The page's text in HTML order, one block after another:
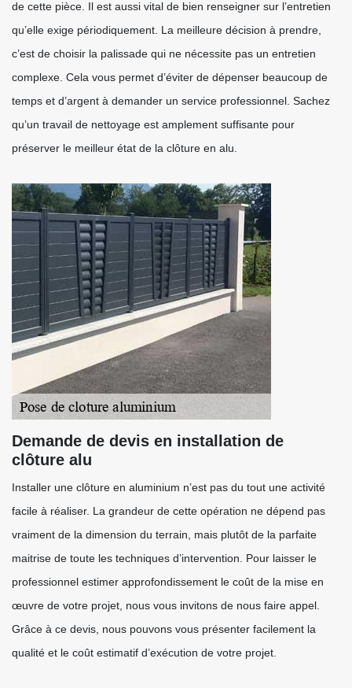
de cette pièce. Il est aussi vital de bien renseigner sur l’entretien
qu’elle exige périodiquement. La meilleure décision à prendre,
c’est de choisir la palissade qui ne nécessite pas un entretien
complexe. Cela vous permet d’éviter de dépenser beaucoup de
temps et d’argent à demander un service professionnel. Sachez
qu’un travail de nettoyage est amplement suffisante pour
préserver le meilleur état de la clôture en alu.
Demande de devis en installation de
clôture alu
Installer une clôture en aluminium n’est pas du tout une activité
facile à réaliser. La grandeur de cette opération ne dépend pas
vraiment de la dimension du terrain, mais plutôt de la parfaite
maitrise de toute les techniques d’intervention. Pour laisser le
professionnel estimer approfondissement le coût de la mise en
œuvre de votre projet, nous vous invitons de nous faire appel.
Grâce à ce devis, nous pouvons vous présenter facilement la
qualité et le coût estimatif d’exécution de votre projet.